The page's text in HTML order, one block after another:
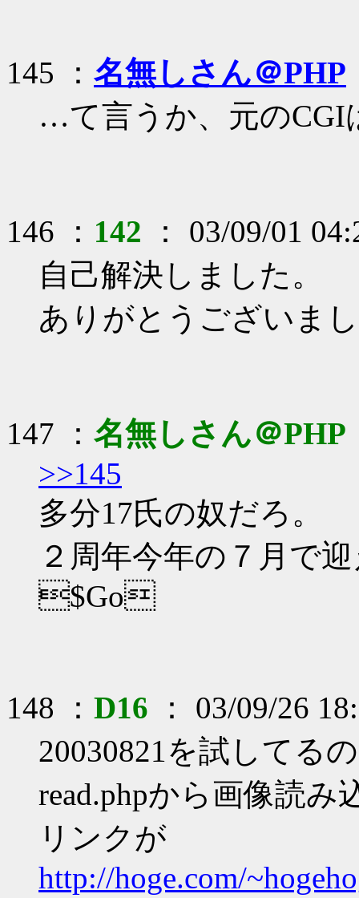
145 ： 名無しさん＠PHP
…て言うか、元のCGI
146 ： 142 ： 03/09/01
自己解決しました。
ありがとうございま
147 ： 名無しさん＠PHP
>>145
多分17氏の奴だろ。
２周年今年の７月で
$Go
148 ： D16 ： 03/09/26
20030821を試してる
read.phpから画像読
リンクが
http://hoge.com/